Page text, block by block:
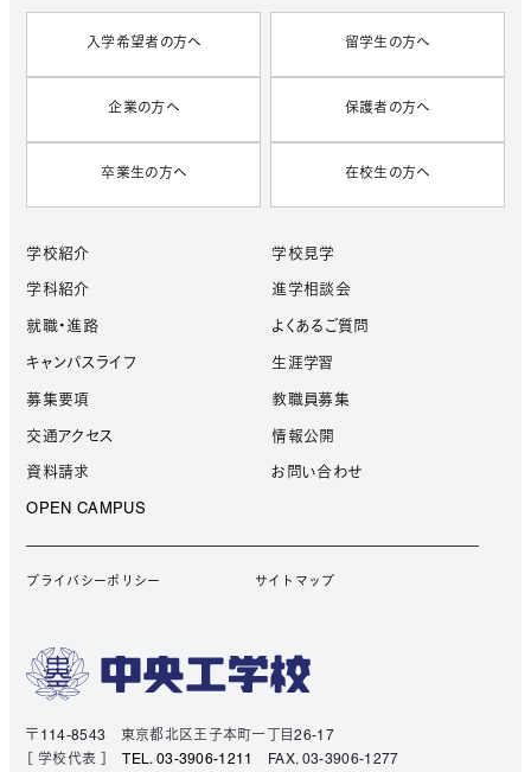
入学希望者の方へ 留学生の方へ
企業の方へ 保護者の方へ
卒業生の方へ 在校生の方へ
学校紹介
学科紹介
就職・進路
キャンパスライフ
募集要項
交通アクセス
資料請求
OPEN CAMPUS
学校見学
進学相談会
よくあるご質問
生涯学習
教職員募集
情報公開
お問い合わせ
プライバシーポリシー サイトマップ
〒114-8543 東京都北区王子本町一丁目26-17
［ 学校代表 ］
TEL. 03-3906-1211 FAX. 03-3906-1277